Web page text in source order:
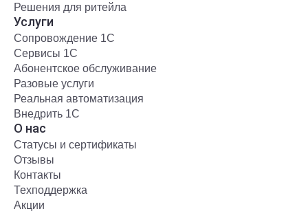
Решения для ритейла
Услуги
Сопровождение 1С
Сервисы 1С
Абонентское обслуживание
Разовые услуги
Реальная автоматизация
Внедрить 1С
О нас
Статусы и сертификаты
Отзывы
Контакты
Техподдержка
Акции